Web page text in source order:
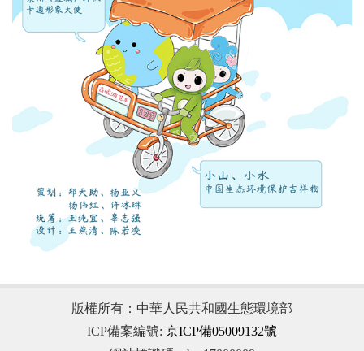
版權所有：中華人民共和國生態環境部
ICP備案編號: 京ICP備05009132號